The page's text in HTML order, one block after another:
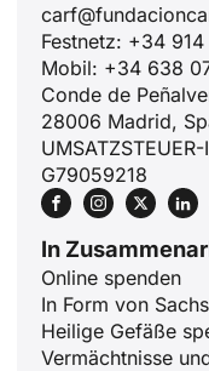
Festnetz: +34
Mobil: +34 638
Conde de
28006 Madrid,
G79059218
In
Online spenden
In Form von
Heilige Gefäße
Vermächtnisse